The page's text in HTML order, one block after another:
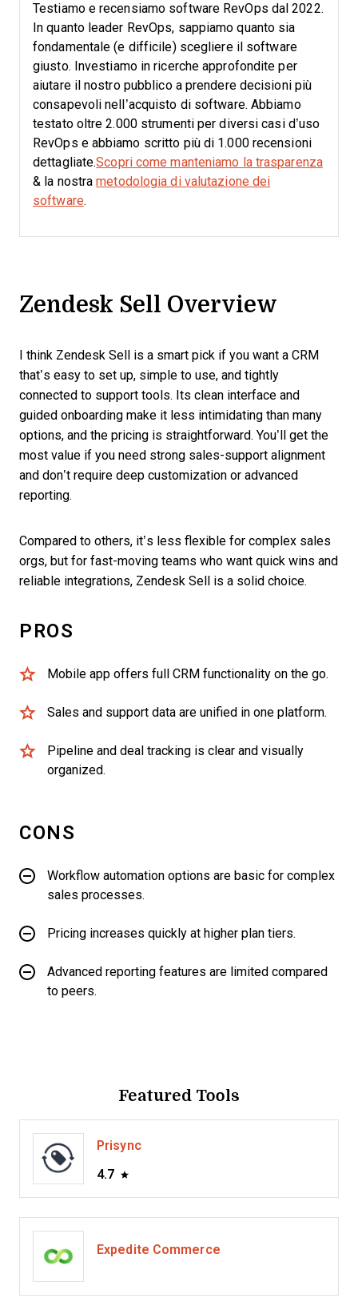
Testiamo e recensiamo software RevOps dal 2022.
In quanto leader RevOps, sappiamo quanto sia
fondamentale (e difficile) scegliere il software
giusto. Investiamo in ricerche approfondite per
aiutare il nostro pubblico a prendere decisioni più
consapevoli nell’acquisto di software. Abbiamo
testato oltre 2.000 strumenti per diversi casi d’uso
RevOps e abbiamo scritto più di 1.000 recensioni
dettagliate.Scopri come manteniamo la trasparenza
& la nostrametodologia di valutazione dei
software.
Zendesk Sell Overview
I think Zendesk Sell is a smart pick if you want a CRM
that’s easy to set up, simple to use, and tightly
connected to support tools. Its clean interface and
guided onboarding make it less intimidating than many
options, and the pricing is straightforward. You’ll get the
most value if you need strong sales-support alignment
and don’t require deep customization or advanced
reporting.
Compared to others, it’s less flexible for complex sales
orgs, but for fast-moving teams who want quick wins and
reliable integrations, Zendesk Sell is a solid choice.
PROS
Mobile app offers full CRM functionality on the go.
Sales and support data are unified in one platform.
Pipeline and deal tracking is clear and visually
organized.
CONS
Workflow automation options are basic for complex
sales processes.
Pricing increases quickly at higher plan tiers.
Advanced reporting features are limited compared
to peers.
Featured Tools
Prisync
4.7
Expedite Commerce